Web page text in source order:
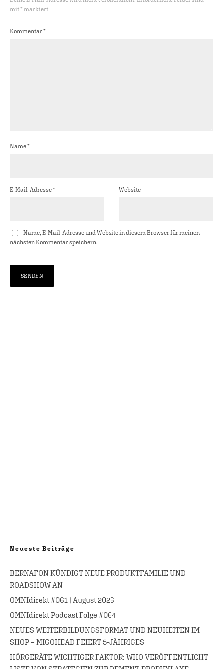
mit* markiert
Kommentar*
Name*
E-Mail-Adresse* Website
Name, E-Mail-Adresse und Website in diesem Browser für meinen
nächsten Kommentar speichern.
Neueste Beiträge
BERNAFON KÜNDIGT NEUE PRODUKTFAMILIE UND
ROADSHOW AN
OMNIdirekt #061 | August 2026
OMNIdirekt Podcast Folge #064
NEUES WEITERBILDUNGSFORMAT UND NEUHEITEN IM
SHOP – MIGOHEAD FEIERT 5-JÄHRIGES
HÖRGERÄTE WICHTIGER FAKTOR: WHO VERÖFFENTLICHT